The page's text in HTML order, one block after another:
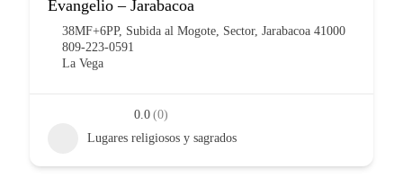
Evangelio – Jarabacoa
38MF+6PP, Subida al Mogote, Sector, Jarabacoa 41000
809-223-0591
La Vega
0.0 (0)
Lugares religiosos y sagrados